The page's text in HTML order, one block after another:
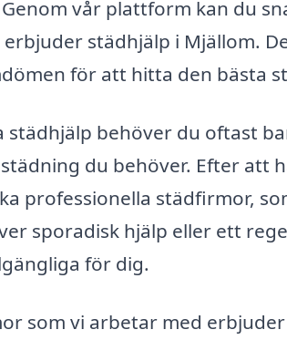
vår plattform kan du
städhjälp i Mjällom.
för att hitta den bästa
städhjälp behöver du oftast
du behöver. Efter att
professionella städfirmor,
sporadisk hjälp eller ett
för dig.
som vi arbetar med